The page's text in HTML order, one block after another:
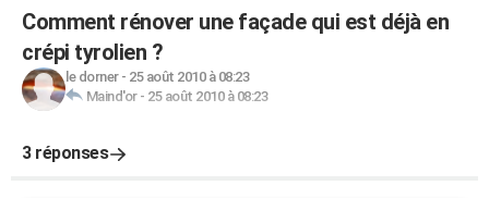
Comment rénover une façade qui est déjà en
crépi tyrolien ?
le dorner- 25 août 2010 à 08:23
Maind'or- 25 août 2010 à 08:23
3 réponses